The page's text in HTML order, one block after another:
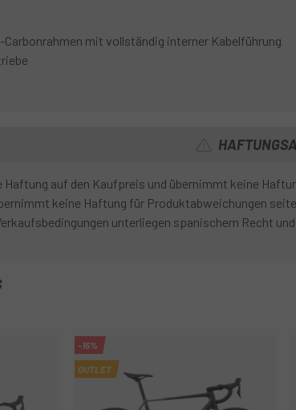
Carbonrahmen mit vollständig interner Kabelführung
auf den Kaufpreis und übernimmt keine
keine Haftung für Produktabweichungen
unterliegen spanischem Recht
-15%
OUTLET